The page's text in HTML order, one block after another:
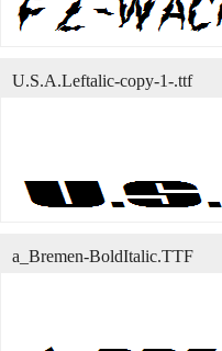
U.S.A.Leftalic-copy-1-.ttf
a_Bremen-BoldItalic.TTF